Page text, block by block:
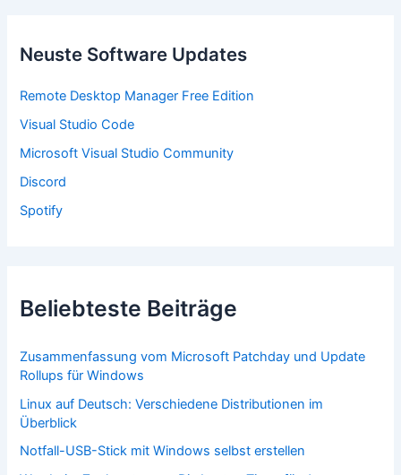
n
h
:
Neuste Software Updates
Remote Desktop Manager Free Edition
Visual Studio Code
Microsoft Visual Studio Community
Discord
Spotify
Beliebteste Beiträge
Zusammenfassung vom Microsoft Patchday und Update
Rollups für Windows
Linux auf Deutsch: Verschiedene Distributionen im
Überblick
Notfall-USB-Stick mit Windows selbst erstellen